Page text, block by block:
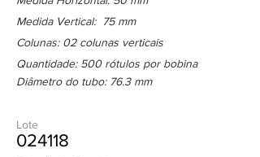
Medida Vertical: 75 mm
Colunas: 02 colunas verticais
Quantidade: 500 rótulos por bobina
Diâmetro do tubo: 76.3 mm
Lote
024118